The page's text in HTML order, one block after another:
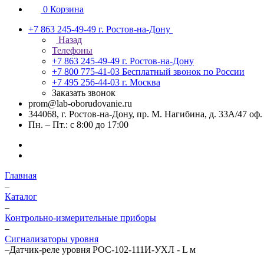
0 Корзина
+7 863 245-49-49 г. Ростов-на-Дону
Назад
Телефоны
+7 863 245-49-49 г. Ростов-на-Дону
+7 800 775-41-03 Бесплатный звонок по России
+7 495 256-44-03 г. Москва
Заказать звонок
prom@lab-oborudovanie.ru
344068, г. Ростов-на-Дону, пр. М. Нагибина, д. 33А/47 оф.
Пн. – Пт.: с 8:00 до 17:00
Главная
–
Каталог
–
Контрольно-измерительные приборы
–
Сигнализаторы уровня
–Датчик-реле уровня РОС-102-111И-УХЛ - L м